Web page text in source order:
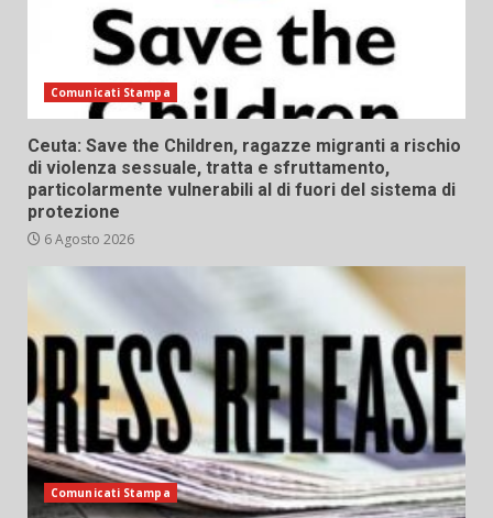
Comunicati Stampa
Ceuta: Save the Children, ragazze migranti a rischio
di violenza sessuale, tratta e sfruttamento,
particolarmente vulnerabili al di fuori del sistema di
protezione
6 Agosto 2026
Comunicati Stampa